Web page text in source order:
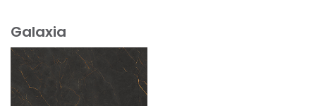
Galaxia